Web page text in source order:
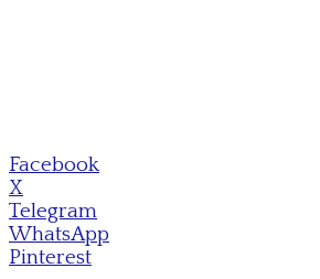
Facebook
X
Telegram
WhatsApp
Pinterest